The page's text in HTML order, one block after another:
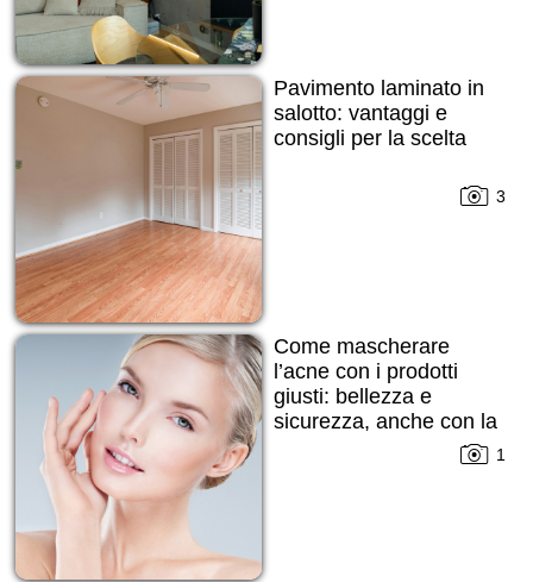
Pavimento laminato in
salotto: vantaggi e
consigli per la scelta
3
Come mascherare
l’acne con i prodotti
giusti: bellezza e
sicurezza, anche con la
1